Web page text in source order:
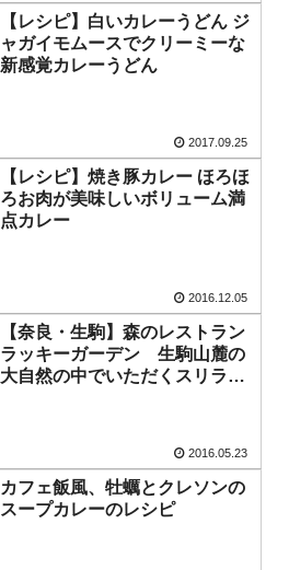
【レシピ】白いカレーうどん ジ
ャガイモムースでクリーミーな
新感覚カレーうどん
2017.09.25
【レシピ】焼き豚カレー ほろほ
ろお肉が美味しいボリューム満
点カレー
2016.12.05
【奈良・生駒】森のレストラン
ラッキーガーデン 生駒山麓の
大自然の中でいただくスリラン
2016.05.23
カフェ飯風、牡蠣とクレソンの
スープカレーのレシピ